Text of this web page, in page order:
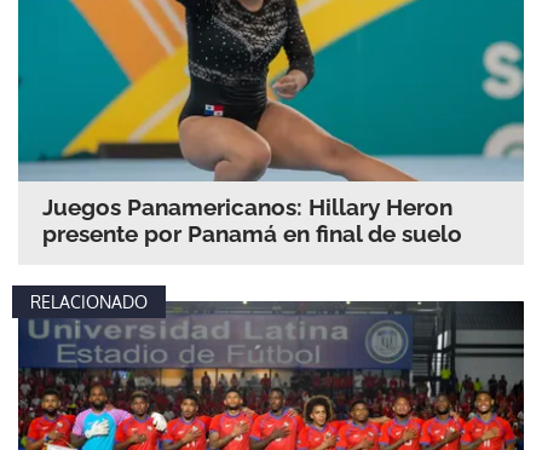
Juegos Panamericanos: Hillary Heron
presente por Panamá en final de suelo
RELACIONADO